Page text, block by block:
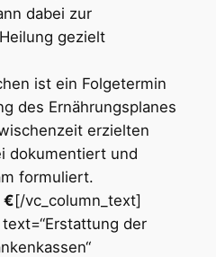
dabei zur
gezielt
ist ein Folgetermin
des Ernährungsplanes
erzielten
dokumentiert und
formuliert.
€[/vc_column_text]
der